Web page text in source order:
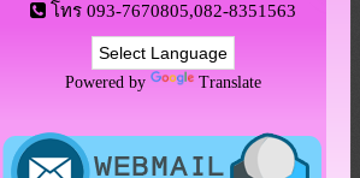
โทร 093-7670805,082-8351563
Powered by Translate